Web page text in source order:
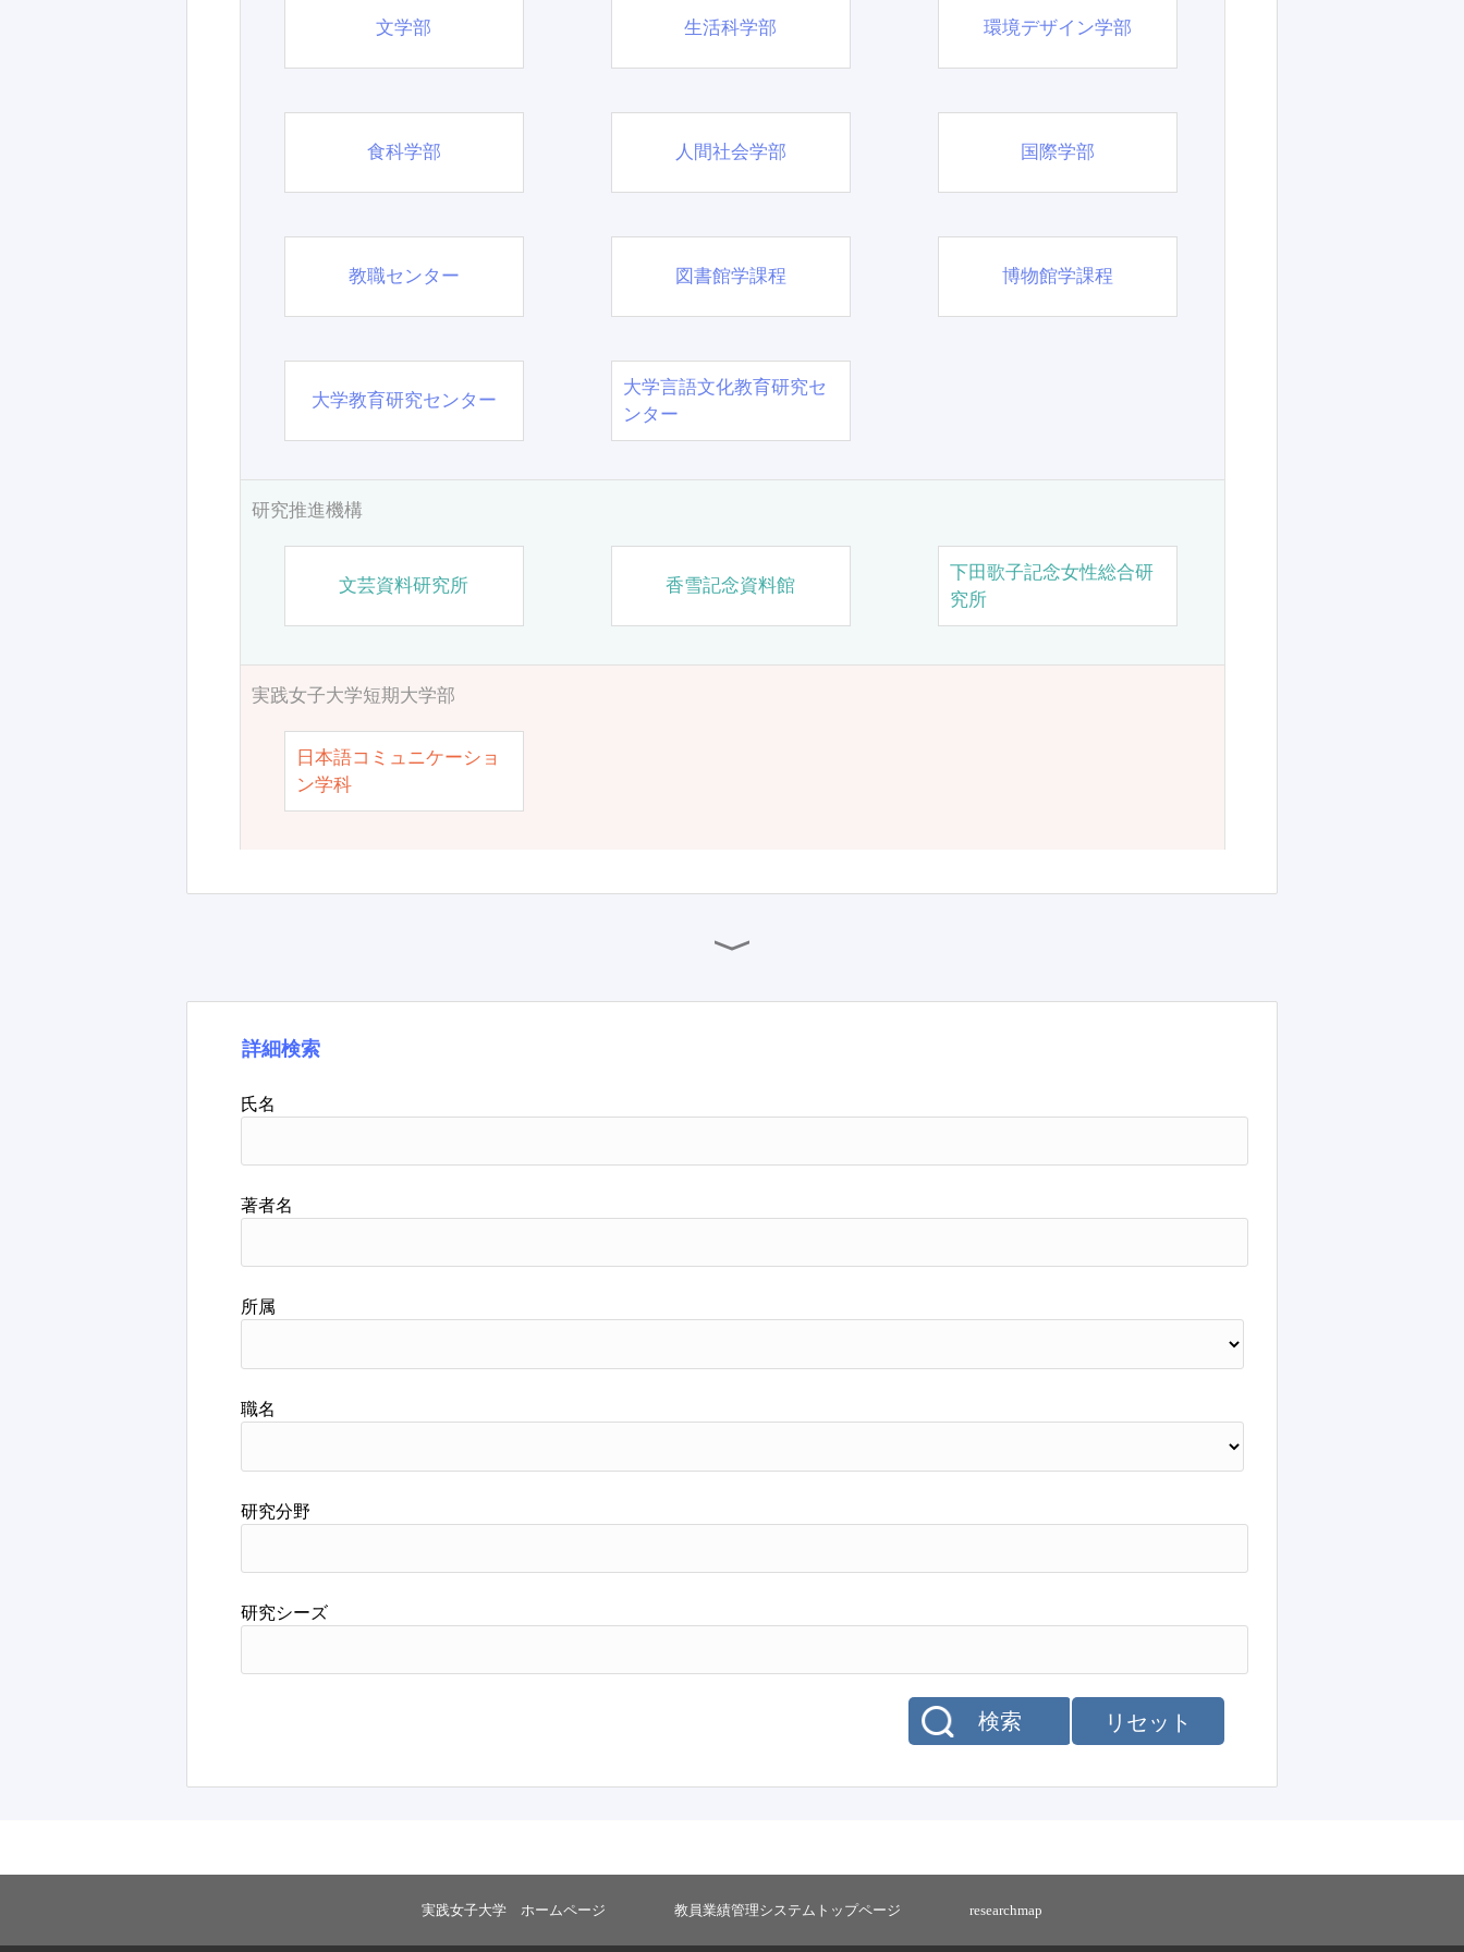
文学部 生活科学部 環境デザイン学部
食科学部 人間社会学部 国際学部
教職センター 図書館学課程 博物館学課程
大学教育研究センター
大学言語文化教育研究セ
ンター
研究推進機構
文芸資料研究所 香雪記念資料館
下田歌子記念女性総合研
究所
実践女子大学短期大学部
日本語コミュニケーショ
ン学科
詳細検索
氏名
著者名
所属
職名
研究分野
研究シーズ
リセット
検索
実践女子大学 ホームページ 教員業績管理システムトップページ researchmap